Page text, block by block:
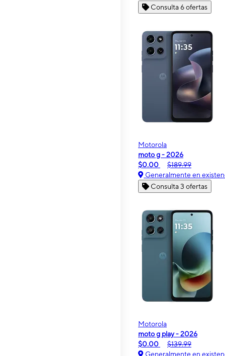
Consulta 6 ofertas
Motorola
moto g - 2026
$0.00
$189.99
Generalmente en
Consulta 3 ofertas
Motorola
moto g play - 2026
$0.00
$139.99
Generalmente en